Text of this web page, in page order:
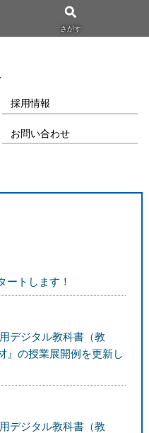
さがす
採用情報
お問い合わせ
ートします！
デジタル教科書（教
』の授業展開例を更新し
デジタル教科書（教